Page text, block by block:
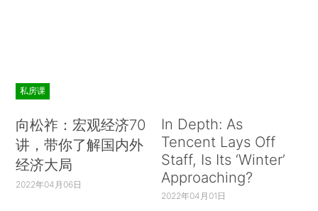
私房课
向松祚：宏观经济70
讲，带你了解国内外
经济大局
2022年04月06日
In Depth: As
Tencent Lays Off
Staff, Is Its ‘Winter’
Approaching?
2022年04月01日